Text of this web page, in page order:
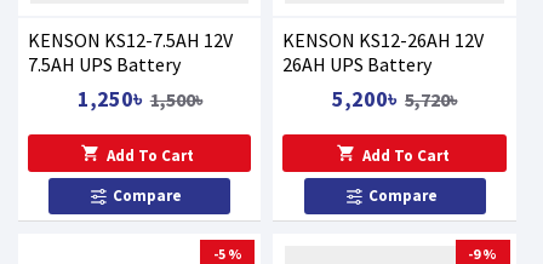
KENSON KS12-7.5AH 12V
7.5AH UPS Battery
1,250৳ 1,500৳
Add To Cart
Compare
KENSON KS12-26AH 12V
26AH UPS Battery
5,200৳ 5,720৳
Add To Cart
Compare
-5 % -9 %